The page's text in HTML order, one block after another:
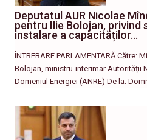
Deputatul AUR Nicolae
pentru Ilie Bolojan, privind
instalare a capacităților…
ÎNTREBARE PARLAMENTARĂ Către:
Bolojan, ministru-interimar Autorității
Domeniul Energiei (ANRE) De la: